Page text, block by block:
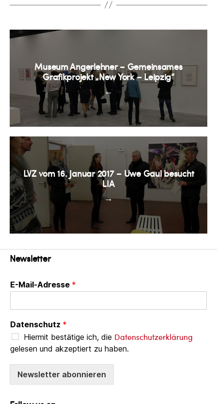
←
Museum Angerlehner – Gemeinsames
Grafikprojekt „New York – Leipzig“
→
LVZ vom 16. Januar 2017 – Uwe Gaul besucht
LIA
Newsletter
E-Mail-Adresse *
Datenschutz *
Hiermit bestätige ich, die Datenschutzerklärung
gelesen und akzeptiert zu haben.
Newsletter abonnieren